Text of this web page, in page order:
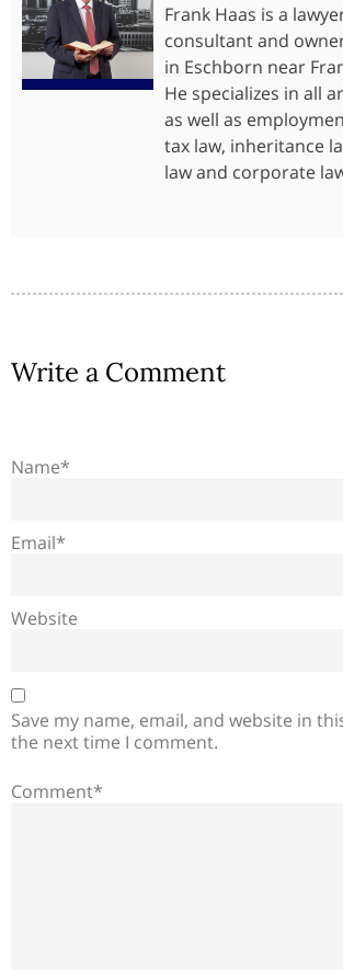
Frank Haas is a
consultant and
in Eschborn near
He specializes in all
as well as
tax law, inheritance
law and corporate
Write a Comment
Name*
Email*
Website
Save my name, email, and website in
the next time I comment.
Comment*